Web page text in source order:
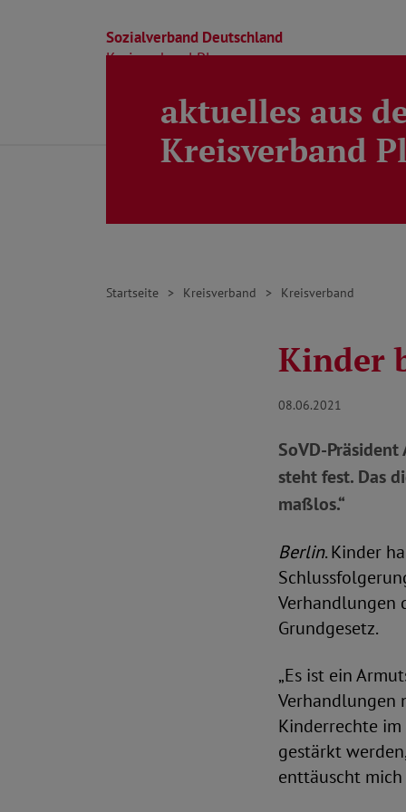
Sozialverband Deutschland
Kreisverband Ploen
Direkt zu den Inhalten springen
Beratung Ortsverbände Kreisverband
aktuelles aus
Kreisverband
Startseite Kreisverband Kreisverband
Kinder
08.06.2021
SoVD-
steht fest. Das
maßlos.“
Berlin. Kinder
Verhandlungen
Grundgesetz.
„Es ist ein
Verhandlungen
Kinderrechte im
gestärkt
enttäuscht mich